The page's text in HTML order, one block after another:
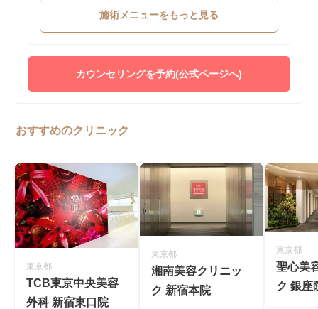
施術メニューをもっと見る
カウンセリングを予約(公式ページへ)
おすすめのクリニック
東京都
TCB東京中央美容
外科 新宿東口院
東京都
湘南美容クリニッ
ク 新宿本院
東京都
聖心美
ク 銀座